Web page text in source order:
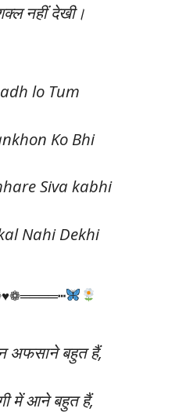
नहीं देखी।
lo Tum
Ko Bhi
Siva kabhi
Nahi Dekhi
अफसाने बहुत हैं,
में आने बहुत हैं,